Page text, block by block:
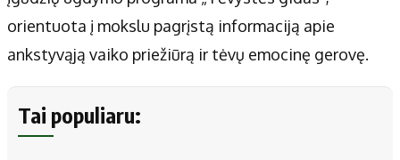
orientuota į mokslu pagrįstą informaciją apie
ankstyvąją vaiko priežiūrą ir tėvų emocinę gerovę.
Tai populiaru: